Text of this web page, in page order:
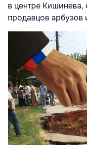
в центре Кишинева,
продавцов арбузов